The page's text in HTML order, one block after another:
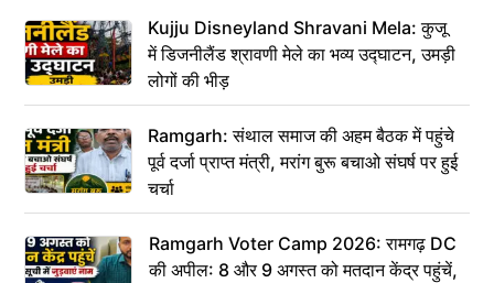
Kujju Disneyland Shravani Mela: कुजू
में डिजनीलैंड श्रावणी मेले का भव्य उद्घाटन, उमड़ी
लोगों की भीड़
Ramgarh: संथाल समाज की अहम बैठक में पहुंचे
पूर्व दर्जा प्राप्त मंत्री, मरांग बुरू बचाओ संघर्ष पर हुई
चर्चा
Ramgarh Voter Camp 2026: रामगढ़ DC
की अपील: 8 और 9 अगस्त को मतदान केंद्र पहुंचें,